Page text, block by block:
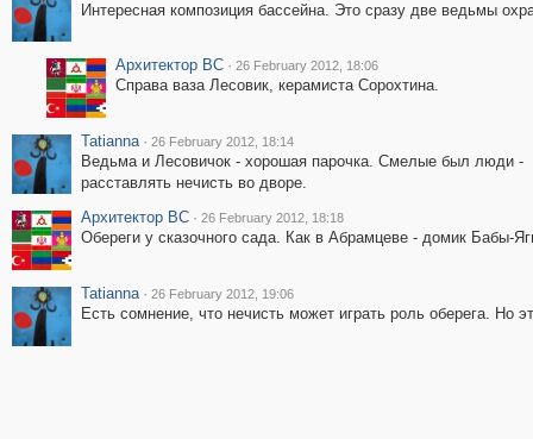
Интересная композиция бассейна. Это сразу две ведьмы
Архитектор ВС · 26 February 2012, 18:06
Справа ваза Лесовик, керамиста Сорохтина.
Tatianna · 26 February 2012, 18:14
Ведьма и Лесовичок - хорошая парочка. Смелые был люди -
расставлять нечисть во дворе.
Архитектор ВС · 26 February 2012, 18:18
Обереги у сказочного сада. Как в Абрамцеве - домик Бабы-
Tatianna · 26 February 2012, 19:06
Есть сомнение, что нечисть может играть роль оберега. Но